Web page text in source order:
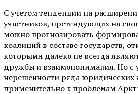
С учетом тенденции на
участников, претендующих на
можно прогнозировать
коалиций в составе государств,
которыми далеко не всегда
дружбы и взаимопонимания. Но с
нерешенности ряда юридических
применительно к проблемам